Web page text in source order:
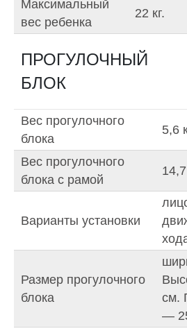
Максимальный
вес ребенка
22 кг.
ПРОГУЛОЧНЫЙ
БЛОК
Вес прогулочного
блока
5,6
Вес прогулочного
блока с рамой
14,7
Варианты установки
Размер прогулочного
блока
см.
—